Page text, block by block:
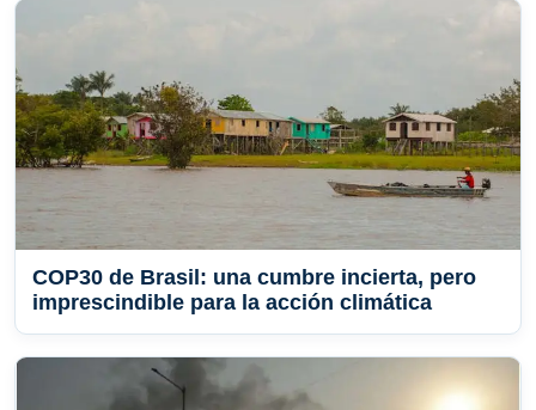
COP30 de Brasil: una cumbre incierta, pero
imprescindible para la acción climática